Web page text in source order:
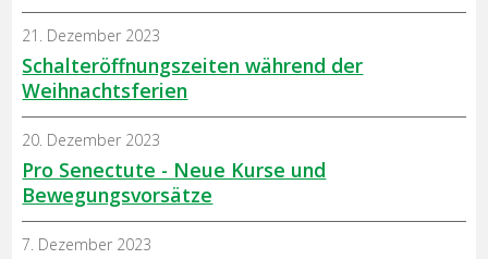
Schalteröffnungszeiten während der
Weihnachtsferien
21. Dezember 2023
Pro Senectute - Neue Kurse und
Bewegungsvorsätze
20. Dezember 2023
7. Dezember 2023